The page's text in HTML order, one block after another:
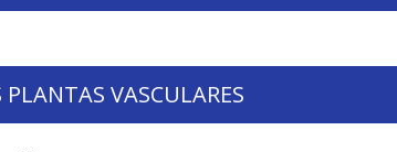
VASCULARES